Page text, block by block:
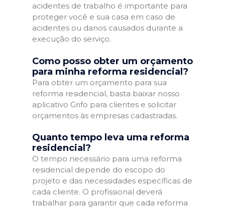
acidentes de trabalho é importante para
proteger você e sua casa em caso de
acidentes ou danos causados durante a
execução do serviço.
Como posso obter um orçamento
para minha reforma residencial?
Para obter um orçamento para sua
reforma residencial, basta baixar nosso
aplicativo Grifo para clientes e solicitar
orçamentos às empresas cadastradas.
Quanto tempo leva uma reforma
residencial?
O tempo necessário para uma reforma
residencial depende do escopo do
projeto e das necessidades específicas de
cada cliente. O profissional deverá
trabalhar para garantir que cada reforma